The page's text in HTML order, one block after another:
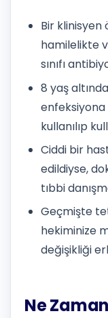
Bir klinisyen
hamilelikte
sınıfı
8 yaş
kullanılıp
Ciddi bir
edildiyse,
tıbbi
Geçmişte
hekiminize
değişikliği
Ne